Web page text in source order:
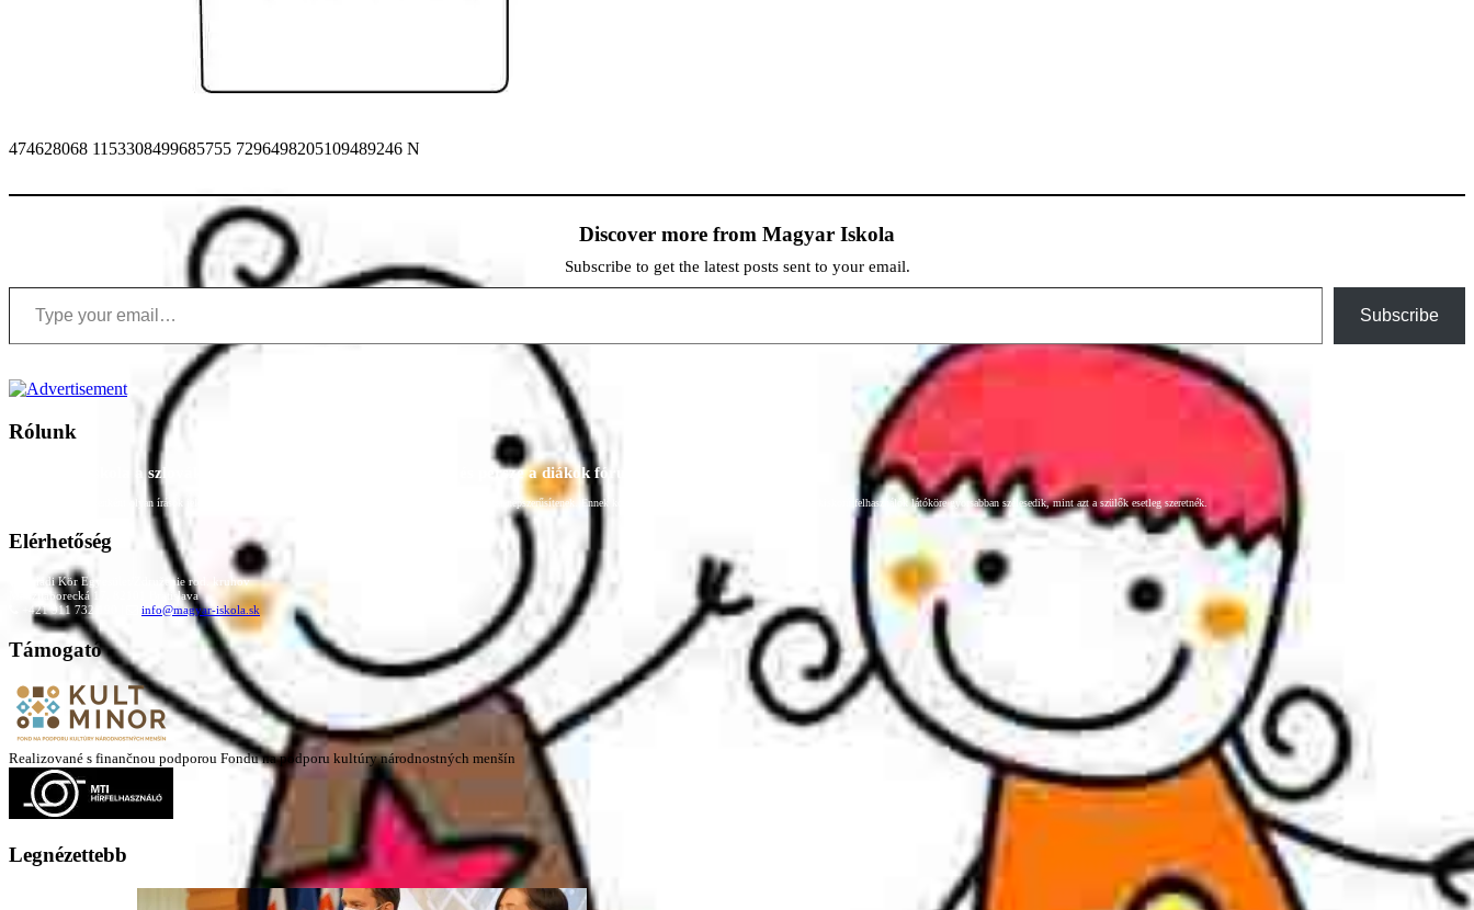
474628068 1153308499685755 7296498205109489246 N
Discover more from Magyar Iskola
Subscribe to get the latest posts sent to your email.
Type your email…
Subscribe
Rólunk
A Magyar Iskola a szlovákiai magyar iskolák, tanárok, szülők és persze a diákok fóruma
Ezen az oldalon esetenként olyan írások jelennek meg, amelyek a hagyományos iskolafelfogástól eltérő mintákat népszerűsítenek. Ennek következtében előfordulhat, hogy az idetévedő kiskorú felhasználók látóköre gyorsabban szélesedik, mint azt a szülők esetleg szeretnék.
Elérhetőség
Családi Kör Egyesület/Združenie rod. kruhov
Medzilaborecká 17, 82101 Bratislava
+421 911 732 190 |
info@magyar-iskola.sk
Támogató
Realizované s finančnou podporou Fondu na podporu kultúry národnostných menšín
Legnézettebb